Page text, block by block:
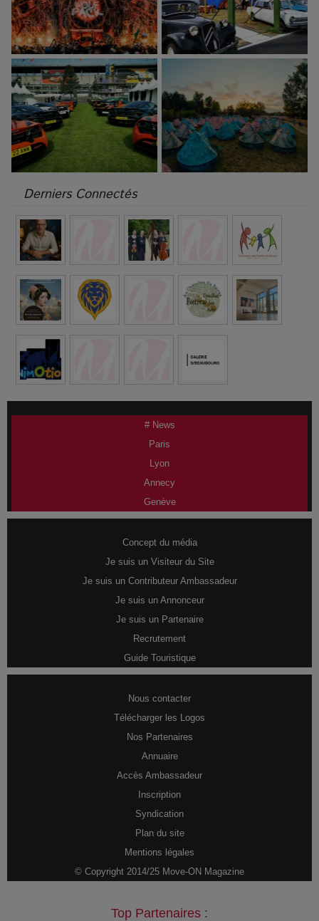
Derniers Connectés
# News
Paris
Lyon
Annecy
Genève
Concept du média
Je suis un Visiteur du Site
Je suis un Contributeur Ambassadeur
Je suis un Annonceur
Je suis un Partenaire
Recrutement
Guide Touristique
Nous contacter
Télécharger les Logos
Nos Partenaires
Annuaire
Accès Ambassadeur
Inscription
Syndication
Plan du site
Mentions légales
© Copyright 2014/25 Move-ON Magazine
Top Partenaires :